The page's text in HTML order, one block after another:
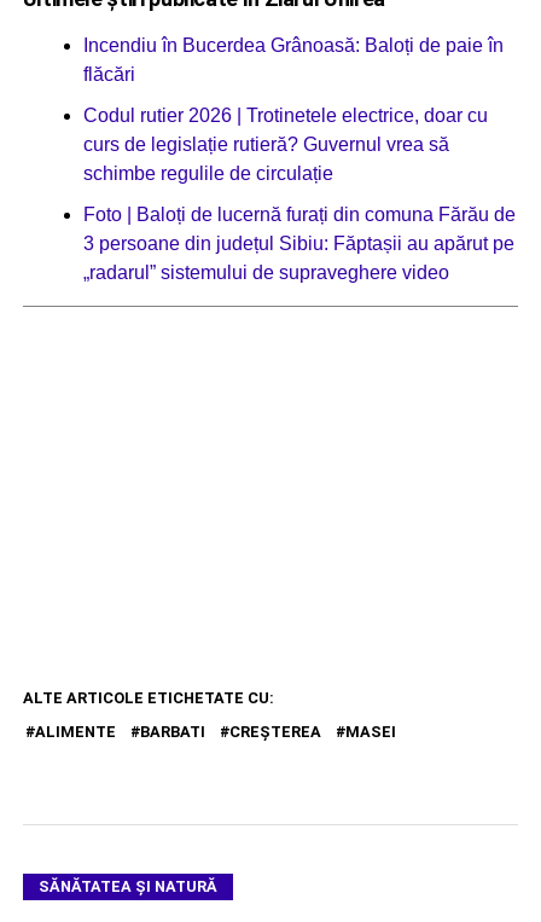
Incendiu în Bucerdea Grânoasă: Baloți de paie în
flăcări
Codul rutier 2026 | Trotinetele electrice, doar cu
curs de legislație rutieră? Guvernul vrea să
schimbe regulile de circulație
Foto | Baloți de lucernă furați din comuna Fărău de
3 persoane din județul Sibiu: Făptașii au apărut pe
„radarul” sistemului de supraveghere video
ALTE ARTICOLE ETICHETATE CU:
ALIMENTE
BARBATI CREȘTEREA MASEI
SĂNĂTATEA ȘI NATURĂ